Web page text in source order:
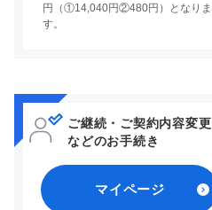
円（①14,040円②480円）となりま
す。
ご継続・ご契約内容変更
などのお手続き
マイページ